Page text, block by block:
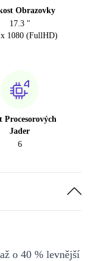
Obrazovky
17.3 "
x 1080 (FullHD)
Procesorových
Jader
6
o 40 % levnější